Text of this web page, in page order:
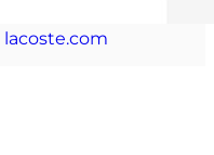
lacoste.com